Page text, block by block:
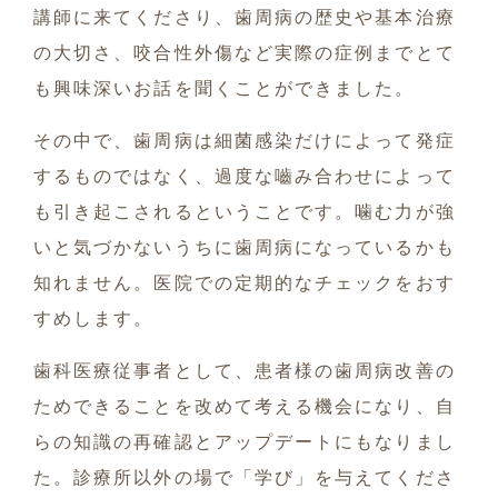
講師に来てくださり、歯周病の歴史や基本治療
の大切さ、咬合性外傷など実際の症例までとて
も興味深いお話を聞くことができました。
その中で、歯周病は細菌感染だけによって発症
するものではなく、過度な嚙み合わせによって
も引き起こされるということです。噛む力が強
いと気づかないうちに歯周病になっているかも
知れません。医院での定期的なチェックをおす
すめします。
歯科医療従事者として、患者様の歯周病改善の
ためできることを改めて考える機会になり、自
らの知識の再確認とアップデートにもなりまし
た。診療所以外の場で「学び」を与えてくださ